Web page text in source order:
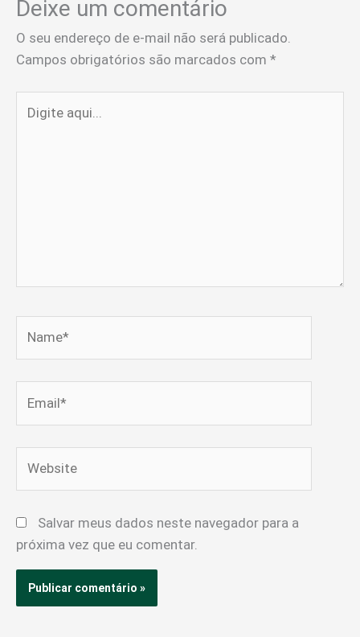
Deixe um comentário
O seu endereço de e-mail não será publicado.
Campos obrigatórios são marcados com *
aqui...
Salvar meus dados neste navegador para a
próxima vez que eu comentar.